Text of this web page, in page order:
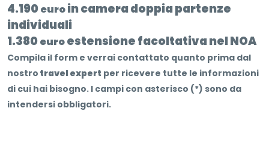
4.190euroin camera doppia partenze
individuali
1.380euroestensione facoltativa nel NOA
Compila il form e verrai contattato quanto prima dal
nostro travel expert per ricevere tutte le informazioni
di cui hai bisogno. I campi con asterisco (*) sono da
intendersi obbligatori.